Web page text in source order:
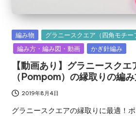
Posted
in
編み物
グラニースクエア（四角モチー
編み方・編み図・動画
かぎ針編み
【動画あり】グラニースク
（Pompom）の縁取りの編
2019年8月4日
グラニースクエアの縁取りに最適！